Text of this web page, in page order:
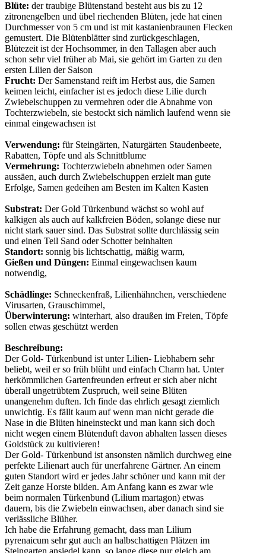
Blüte: der traubige Blütenstand besteht aus bis zu 12
zitronengelben und übel riechenden Blüten, jede hat einen
Durchmesser von 5 cm und ist mit kastanienbraunen Flecken
gemustert. Die Blütenblätter sind zurückgeschlagen,
Blütezeit ist der Hochsommer, in den Tallagen aber auch
schon sehr viel früher ab Mai, sie gehört im Garten zu den
ersten Lilien der Saison
Frucht: Der Samenstand reift im Herbst aus, die Samen
keimen leicht, einfacher ist es jedoch diese Lilie durch
Zwiebelschuppen zu vermehren oder die Abnahme von
Tochterzwiebeln, sie bestockt sich nämlich laufend wenn sie
einmal eingewachsen ist
Verwendung: für Steingärten, Naturgärten Staudenbeete,
Rabatten, Töpfe und als Schnittblume
Vermehrung: Tochterzwiebeln abnehmen oder Samen
aussäen, auch durch Zwiebelschuppen erzielt man gute
Erfolge, Samen gedeihen am Besten im Kalten Kasten
Substrat: Der Gold Türkenbund wächst so wohl auf
kalkigen als auch auf kalkfreien Böden, solange diese nur
nicht stark sauer sind. Das Substrat sollte durchlässig sein
und einen Teil Sand oder Schotter beinhalten
Standort: sonnig bis lichtschattig, mäßig warm,
Gießen und Düngen: Einmal eingewachsen kaum
notwendig,
Schädlinge: Schneckenfraß, Lilienhähnchen, verschiedene
Virusarten, Grauschimmel,
Überwinterung: winterhart, also draußen im Freien, Töpfe
sollen etwas geschützt werden
Beschreibung:
Der Gold- Türkenbund ist unter Lilien- Liebhabern sehr
beliebt, weil er so früh blüht und einfach Charm hat. Unter
herkömmlichen Gartenfreunden erfreut er sich aber nicht
überall ungetrübtem Zuspruch, weil seine Blüten
unangenehm duften. Ich finde das ehrlich gesagt ziemlich
unwichtig. Es fällt kaum auf wenn man nicht gerade die
Nase in die Blüten hineinsteckt und man kann sich doch
nicht wegen einem Blütenduft davon abhalten lassen dieses
Goldstück zu kultivieren!
Der Gold- Türkenbund ist ansonsten nämlich durchweg eine
perfekte Lilienart auch für unerfahrene Gärtner. An einem
guten Standort wird er jedes Jahr schöner und kann mit der
Zeit ganze Horste bilden. Am Anfang kann es zwar wie
beim normalen Türkenbund (Lilium martagon) etwas
dauern, bis die Zwiebeln einwachsen, aber danach sind sie
verlässliche Blüher.
Ich habe die Erfahrung gemacht, dass man Lilium
pyrenaicum sehr gut auch an halbschattigen Plätzen im